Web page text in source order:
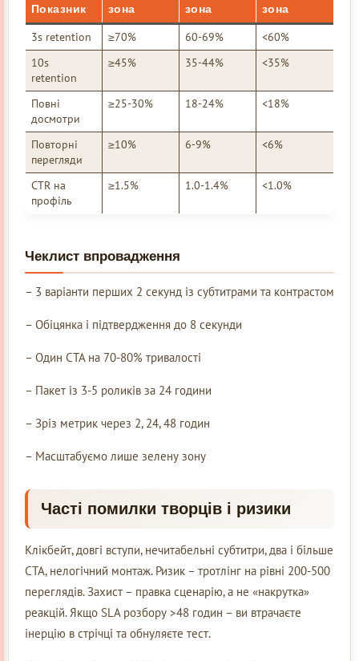
Показник
зона
зона
зона
3s retention ≥70% 60-69%
<60%
10s
retention
≥45% 35-44% <35%
Повні
досмотри
≥25-30% 18-24% <18%
Повторні
перегляди
≥10% 6-9% <6%
CTR на
профіль
≥1.5% 1.0-1.4% <1.0%
Чеклист впровадження
– 3 варіанти перших 2 секунд із субтитрами та контрастом
– Обіцянка і підтвердження до 8 секунди
– Один CTA на 70-80% тривалості
– Пакет із 3-5 роликів за 24 години
– Зріз метрик через 2, 24, 48 годин
– Масштабуємо лише зелену зону
Часті помилки творців і ризики
Клікбейт, довгі вступи, нечитабельні субтитри, два і більше
CTA, нелогічний монтаж. Ризик – тротлінг на рівні 200-500
переглядів. Захист – правка сценарію, а не «накрутка»
реакцій. Якщо SLA розбору >48 годин – ви втрачаєте
інерцію в стрічці та обнуляєте тест.